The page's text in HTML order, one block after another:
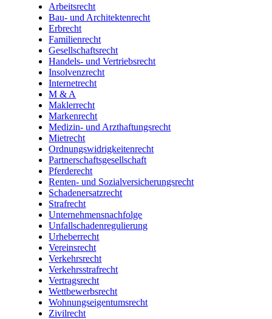
Arbeitsrecht
Bau- und Architektenrecht
Erbrecht
Familienrecht
Gesellschaftsrecht
Handels- und Vertriebsrecht
Insolvenzrecht
Internetrecht
M & A
Maklerrecht
Markenrecht
Medizin- und Arzthaftungsrecht
Mietrecht
Ordnungswidrigkeitenrecht
Partnerschaftsgesellschaft
Pferderecht
Renten- und Sozialversicherungsrecht
Schadenersatzrecht
Strafrecht
Unternehmensnachfolge
Unfallschadenregulierung
Urheberrecht
Vereinsrecht
Verkehrsrecht
Verkehrsstrafrecht
Vertragsrecht
Wettbewerbsrecht
Wohnungseigentumsrecht
Zivilrecht